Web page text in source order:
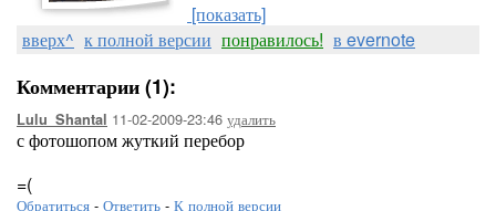
[показать]
вверх^ к полной версии понравилось! в evernote
Комментарии (1):
Lulu_Shantal 11-02-2009-23:46 удалить
с фотошопом жуткий перебор
=(
Обратиться - Ответить - К полной версии